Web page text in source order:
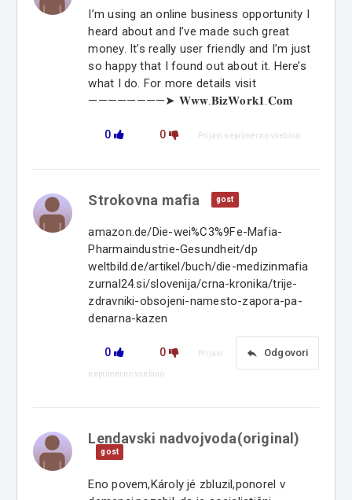
I’m using an online business opportunity I
heard about and I’ve made such great
money. It’s really user friendly and I’m just
so happy that I found out about it. Here’s
what I do. For more details visit
————————➤ 𝐖𝐰𝐰.𝐁𝐢𝐳𝐖𝐨𝐫𝐤𝟏.𝐂𝐨𝐦
0 0 Prijavi neprimerno vsebino
Strokovna mafia gost
amazon.de/Die-wei%C3%9Fe-Mafia-
Pharmaindustrie-Gesundheit/dp
weltbild.de/artikel/buch/die-medizinmafia
zurnal24.si/slovenija/crna-kronika/trije-
zdravniki-obsojeni-namesto-zapora-pa-
denarna-kazen
0 0 reply Odgovori
Prijavi
neprimerno vsebino
Lendavski nadvojvoda(original)
gost
Eno povem,Károly jé zbluzil,ponorel v